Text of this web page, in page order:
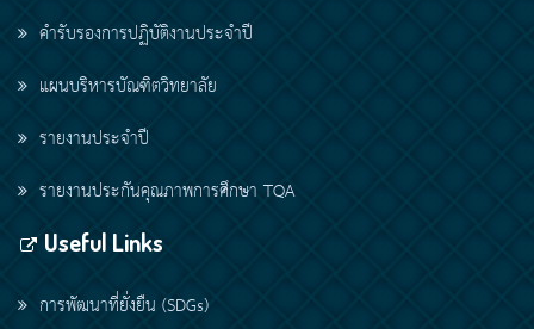
คำรับรองการปฏิบัติงานประจำปี
แผนบริหารบัณฑิตวิทยาลัย
รายงานประจำปี
รายงานประกันคุณภาพการศึกษา TQA
Useful Links
การพัฒนาที่ยั่งยืน (SDGs)